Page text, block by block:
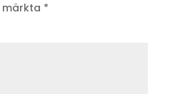
*